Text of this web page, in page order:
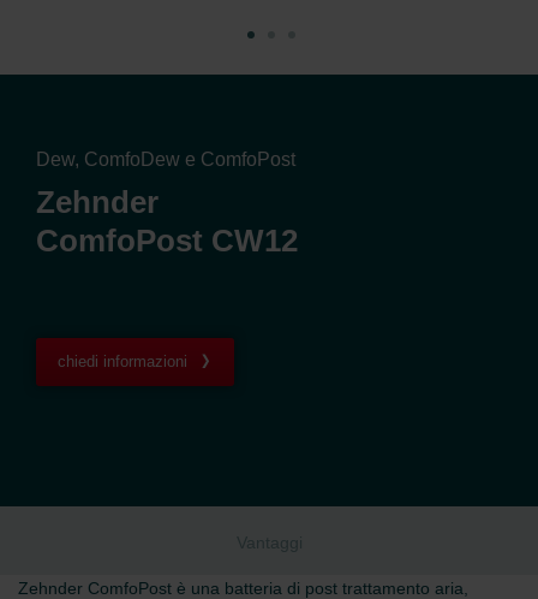
Dew, ComfoDew e ComfoPost
Zehnder
ComfoPost CW12
chiedi informazioni
Vantaggi
Zehnder ComfoPost è una batteria di post trattamento aria,